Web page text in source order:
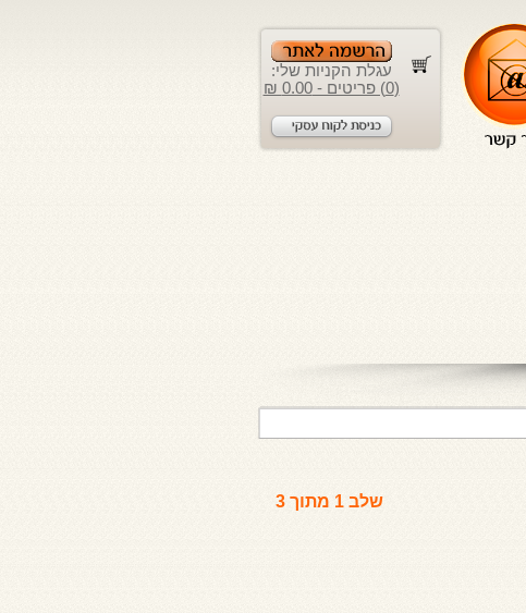
עגלת הקניות שלי:
(0) פריטים - 0.00 ₪
שלב 1 מתוך 3